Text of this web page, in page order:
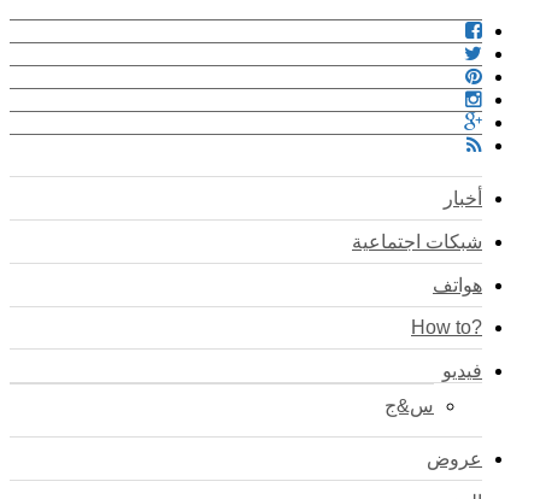
أخبار
شبكات اجتماعية
هواتف
?How to
فيديو
س&ج
عروض